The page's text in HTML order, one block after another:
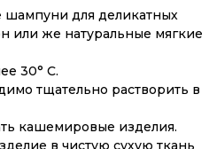
шампуни для деликатных
или же натуральные мягкие
30° С.
тщательно растворить в
кашемировые изделия.
в чистую сухую ткань